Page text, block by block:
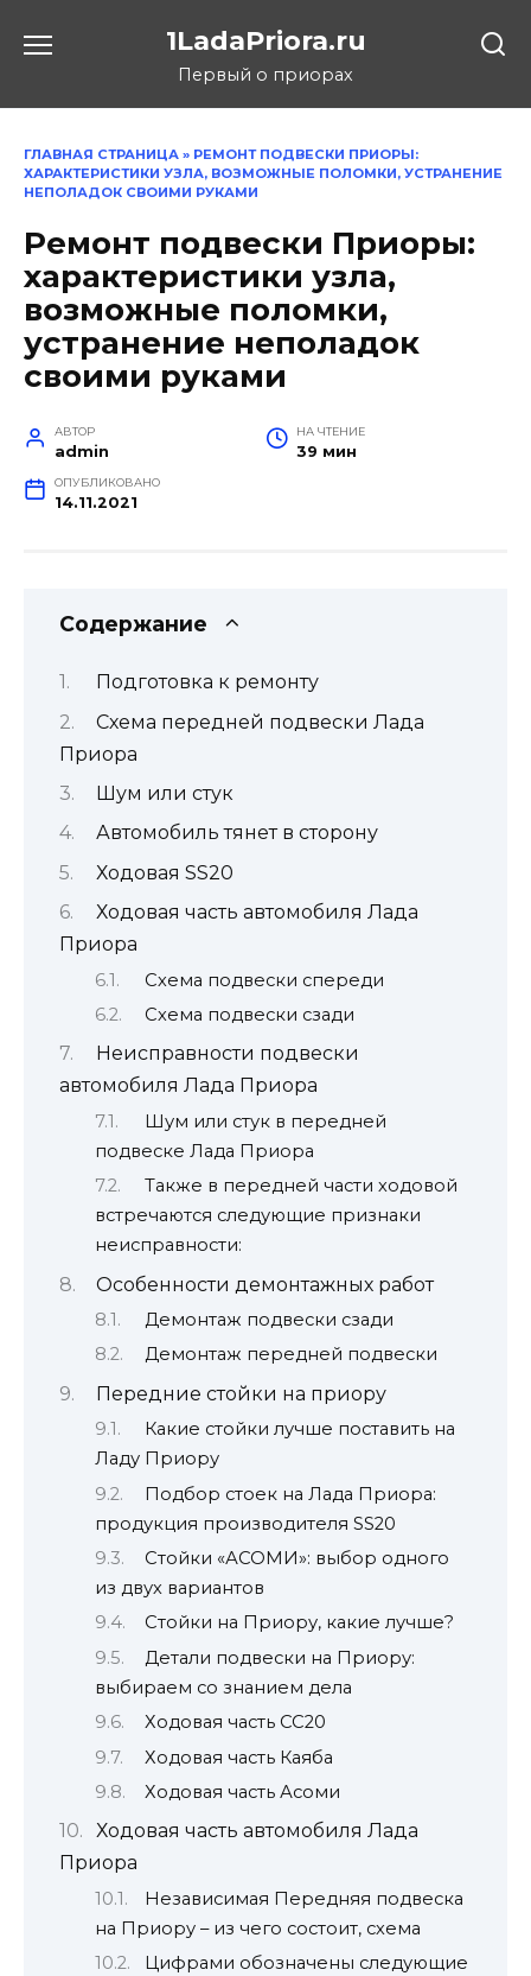
1LadaPriora.ru
Первый о приорах
ГЛАВНАЯ СТРАНИЦА » РЕМОНТ ПОДВЕСКИ ПРИОРЫ:
ХАРАКТЕРИСТИКИ УЗЛА, ВОЗМОЖНЫЕ ПОЛОМКИ, УСТРАНЕНИЕ
НЕПОЛАДОК СВОИМИ РУКАМИ
Ремонт подвески Приоры:
характеристики узла,
возможные поломки,
устранение неполадок
своими руками
АВТОР
admin
НА ЧТЕНИЕ
39 мин
ОПУБЛИКОВАНО
14.11.2021
Содержание
Подготовка к ремонту
Схема передней подвески Лада
Приора
Шум или стук
Автомобиль тянет в сторону
Ходовая SS20
Ходовая часть автомобиля Лада
Приора
Схема подвески спереди
Схема подвески сзади
Неисправности подвески
автомобиля Лада Приора
Шум или стук в передней
подвеске Лада Приора
Также в передней части ходовой
встречаются следующие признаки
неисправности:
Особенности демонтажных работ
Демонтаж подвески сзади
Демонтаж передней подвески
Передние стойки на приору
Какие стойки лучше поставить на
Ладу Приору
Подбор стоек на Лада Приора:
продукция производителя SS20
Стойки «АСОМИ»: выбор одного
из двух вариантов
Стойки на Приору, какие лучше?
Детали подвески на Приору:
выбираем со знанием дела
Ходовая часть СС20
Ходовая часть Каяба
Ходовая часть Асоми
Ходовая часть автомобиля Лада
Приора
Независимая Передняя подвеска
на Приору – из чего состоит, схема
Цифрами обозначены следующие